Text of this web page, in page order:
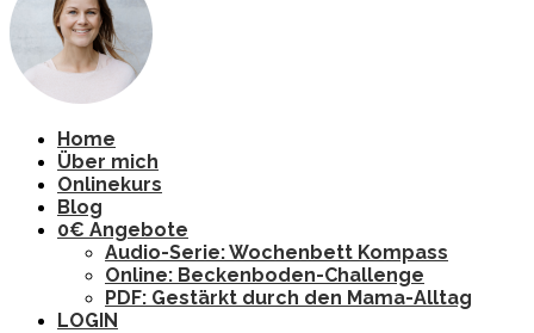
Home
Über mich
Onlinekurs
Blog
0€ Angebote
Audio-Serie: Wochenbett Kompass
Online: Beckenboden-Challenge
PDF: Gestärkt durch den Mama-Alltag
LOGIN